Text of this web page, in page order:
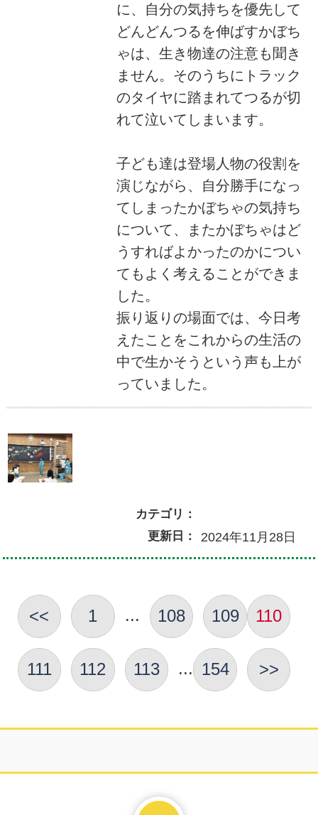
に、自分の気持ちを優先して
どんどんつるを伸ばすかぼち
ゃは、生き物達の注意も聞き
ません。そのうちにトラック
のタイヤに踏まれてつるが切
れて泣いてしまいます。
子ども達は登場人物の役割を
演じながら、自分勝手になっ
てしまったかぼちゃの気持ち
について、またかぼちゃはど
うすればよかったのかについ
てもよく考えることができま
した。
振り返りの場面では、今日考
えたことをこれからの生活の
中で生かそうという声も上が
っていました。
カテゴリ：
更新日：
2024年11月28日
<< 1 ... 108 109 110
111 112 113 ... 154 >>